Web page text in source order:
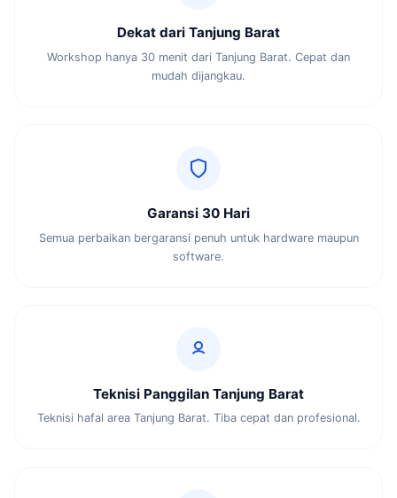
Dekat dari Tanjung Barat
Workshop hanya 30 menit dari Tanjung Barat. Cepat dan
mudah dijangkau.
Garansi 30 Hari
Semua perbaikan bergaransi penuh untuk hardware maupun
software.
Teknisi Panggilan Tanjung Barat
Teknisi hafal area Tanjung Barat. Tiba cepat dan profesional.